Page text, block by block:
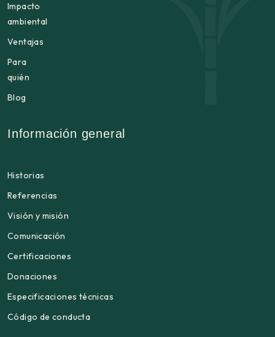
Impacto
ambiental
Ventajas
Para
quién
Blog
Información general
Historias
Referencias
Visión y misión
Comunicación
Certificaciones
Donaciones
Especificaciones técnicas
Código de conducta